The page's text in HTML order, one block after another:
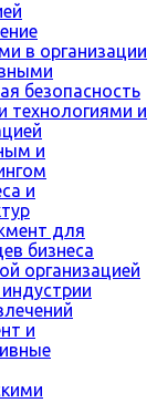
в организации
безопасность
технологиями и
и
и
для
бизнеса
организацией
и